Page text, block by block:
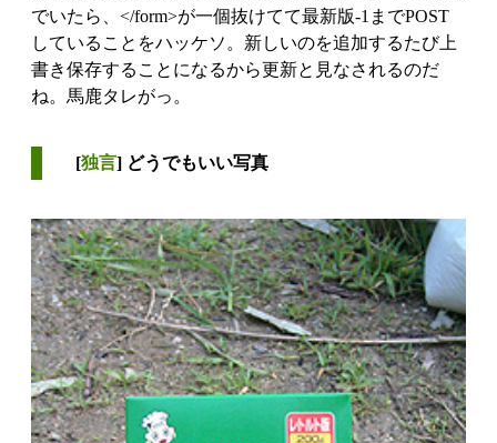
でいたら、</form>が一個抜けてて最新版-1までPOST
していることをハッケソ。新しいのを追加するたび上
書き保存することになるから更新と見なされるのだ
ね。馬鹿タレがっ。
[独言] どうでもいい写真